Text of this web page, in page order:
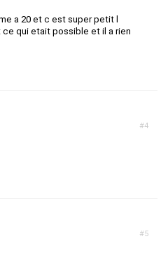
a 20 et c est super petit l
qui etait possible et il a rien
#4
#5